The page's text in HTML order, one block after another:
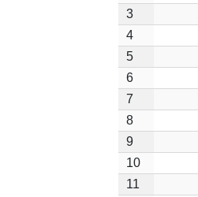
3
4
5
6
7
8
9
10
11